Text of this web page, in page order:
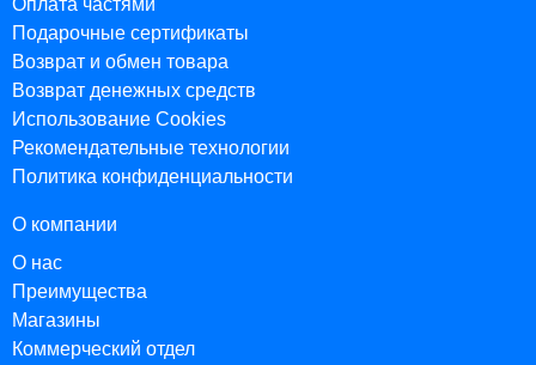
Оплата частями
Подарочные сертификаты
Возврат и обмен товара
Возврат денежных средств
Использование Cookies
Рекомендательные технологии
Политика конфиденциальности
О компании
О нас
Преимущества
Магазины
Коммерческий отдел